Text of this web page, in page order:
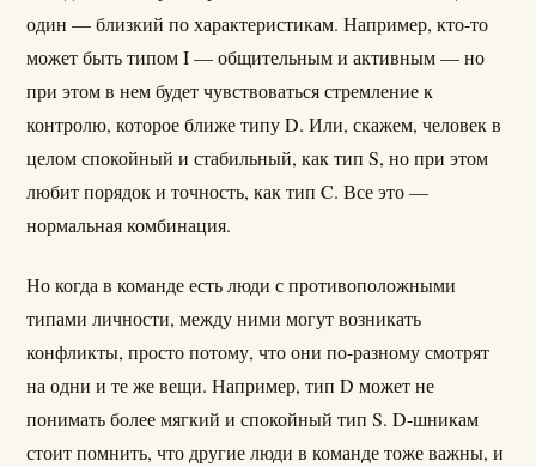
один — близкий по характеристикам. Например, кто-то
может быть типом I — общительным и активным — но
при этом в нем будет чувствоваться стремление к
контролю, которое ближе типу D. Или, скажем, человек в
целом спокойный и стабильный, как тип S, но при этом
любит порядок и точность, как тип C. Все это —
нормальная комбинация.
Но когда в команде есть люди с противоположными
типами личности, между ними могут возникать
конфликты, просто потому, что они по-разному смотрят
на одни и те же вещи. Например, тип D может не
понимать более мягкий и спокойный тип S. D-шникам
стоит помнить, что другие люди в команде тоже важны, и